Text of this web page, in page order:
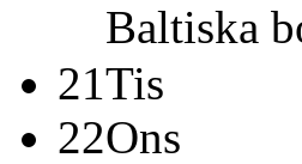
Baltiska
21Tis
22Ons